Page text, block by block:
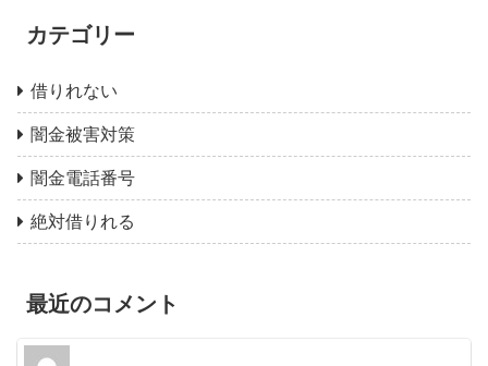
カテゴリー
借りれない
闇金被害対策
闇金電話番号
絶対借りれる
最近のコメント